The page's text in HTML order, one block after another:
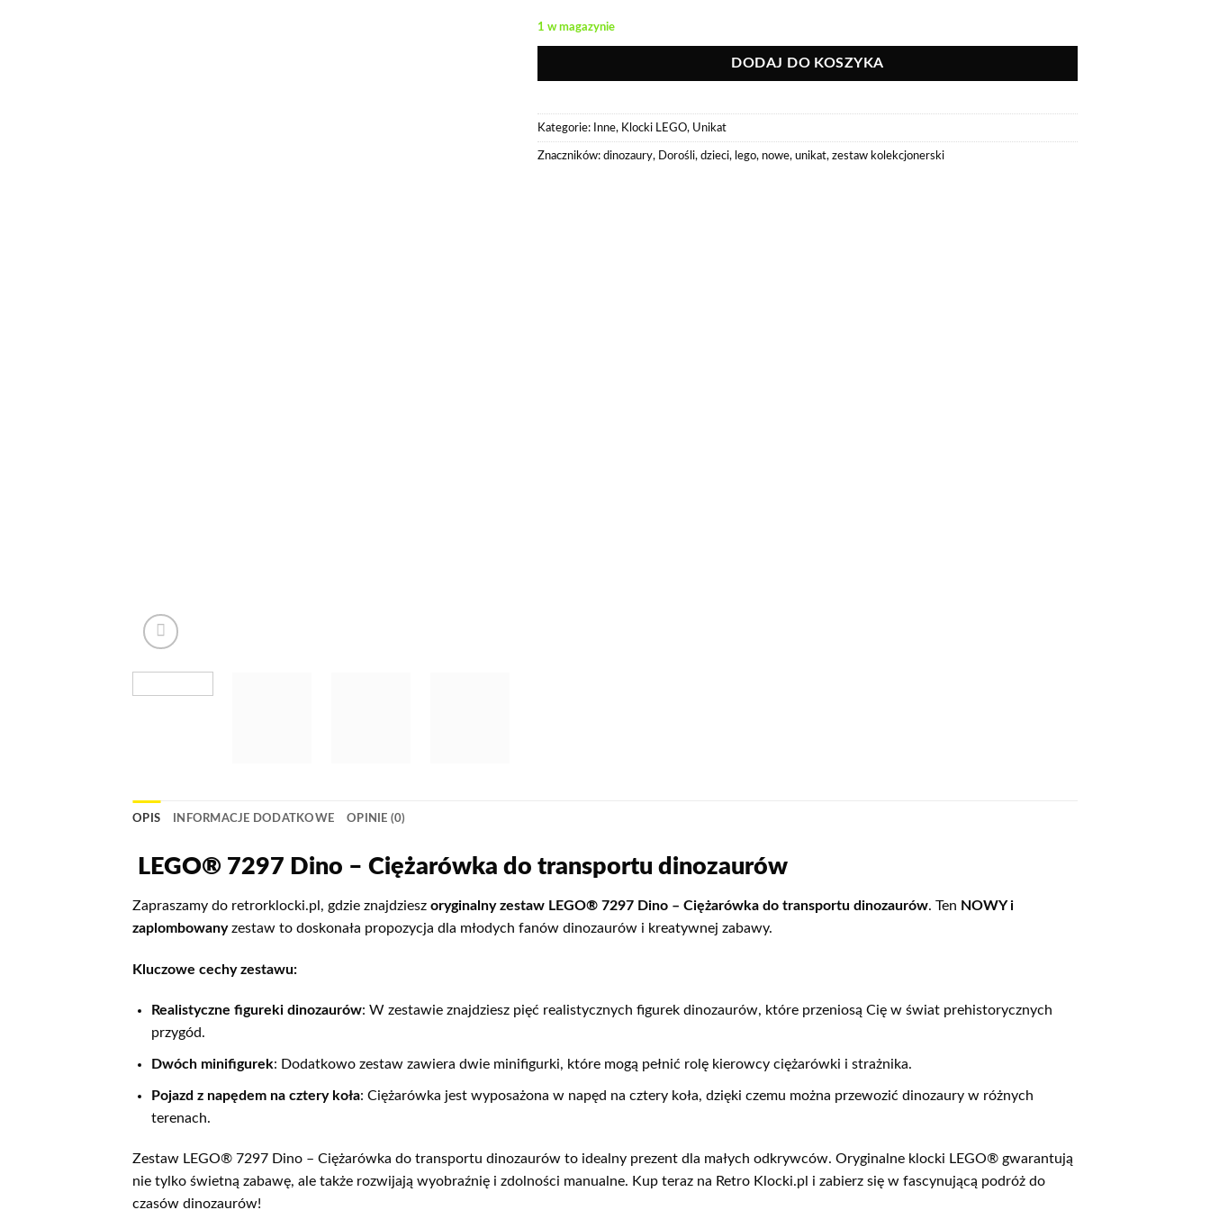
1 w magazynie
DODAJ DO KOSZYKA
Kategorie: Inne, Klocki LEGO, Unikat
Znaczników: dinozaury, Dorośli, dzieci, lego, nowe, unikat, zestaw kolekcjonerski
OPIS INFORMACJE DODATKOWE OPINIE (0)
LEGO® 7297 Dino – Ciężarówka do transportu dinozaurów
Zapraszamy do retrorklocki.pl, gdzie znajdziesz oryginalny zestaw LEGO® 7297 Dino – Ciężarówka do transportu dinozaurów. Ten NOWY i
zaplombowanyzestaw to doskonała propozycja dla młodych fanów dinozaurów i kreatywnej zabawy.
Kluczowe cechy zestawu:
Realistyczne figureki dinozaurów: W zestawie znajdziesz pięć realistycznych figurek dinozaurów, które przeniosą Cię w świat prehistorycznych
przygód.
Dwóch minifigurek: Dodatkowo zestaw zawiera dwie minifigurki, które mogą pełnić rolę kierowcy ciężarówki i strażnika.
Pojazd z napędem na cztery koła: Ciężarówka jest wyposażona w napęd na cztery koła, dzięki czemu można przewozić dinozaury w różnych
terenach.
Zestaw LEGO® 7297 Dino – Ciężarówka do transportu dinozaurów to idealny prezent dla małych odkrywców. Oryginalne klocki LEGO® gwarantują
nie tylko świetną zabawę, ale także rozwijają wyobraźnię i zdolności manualne. Kup teraz na Retro Klocki.pl i zabierz się w fascynującą podróż do
czasów dinozaurów!